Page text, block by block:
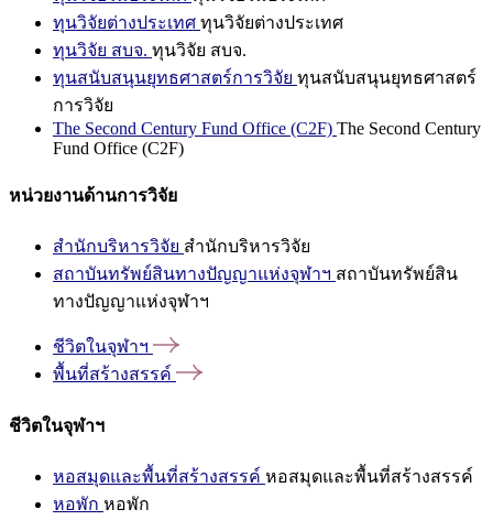
ทุนวิจัยต่างประเทศ ทุนวิจัยต่างประเทศ
ทุนวิจัย สบจ. ทุนวิจัย สบจ.
ทุนสนับสนุนยุทธศาสตร์การวิจัย ทุนสนับสนุนยุทธศาสตร์
การวิจัย
The Second Century Fund Office (C2F) The Second Century
Fund Office (C2F)
หน่วยงานด้านการวิจัย
สำนักบริหารวิจัย สำนักบริหารวิจัย
สถาบันทรัพย์สินทางปัญญาแห่งจุฬาฯ สถาบันทรัพย์สิน
ทางปัญญาแห่งจุฬาฯ
ชีวิตในจุฬาฯ
พื้นที่สร้างสรรค์
ชีวิตในจุฬาฯ
หอสมุดและพื้นที่สร้างสรรค์ หอสมุดและพื้นที่สร้างสรรค์
หอพัก หอพัก